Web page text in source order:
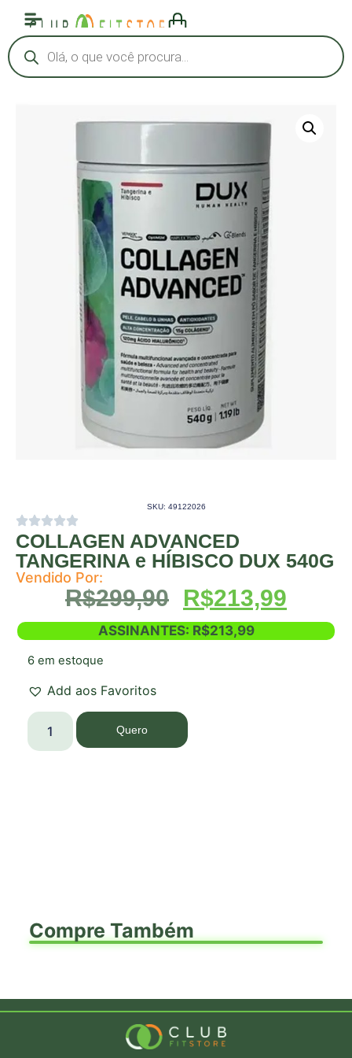
SKU: 49122026
COLLAGEN ADVANCED
TANGERINA e HÍBISCO DUX 540G
Vendido Por:
R$299,90 R$213,99
ASSINANTES: R$213,99
6 em estoque
Add aos Favoritos
Quero
Compre Também